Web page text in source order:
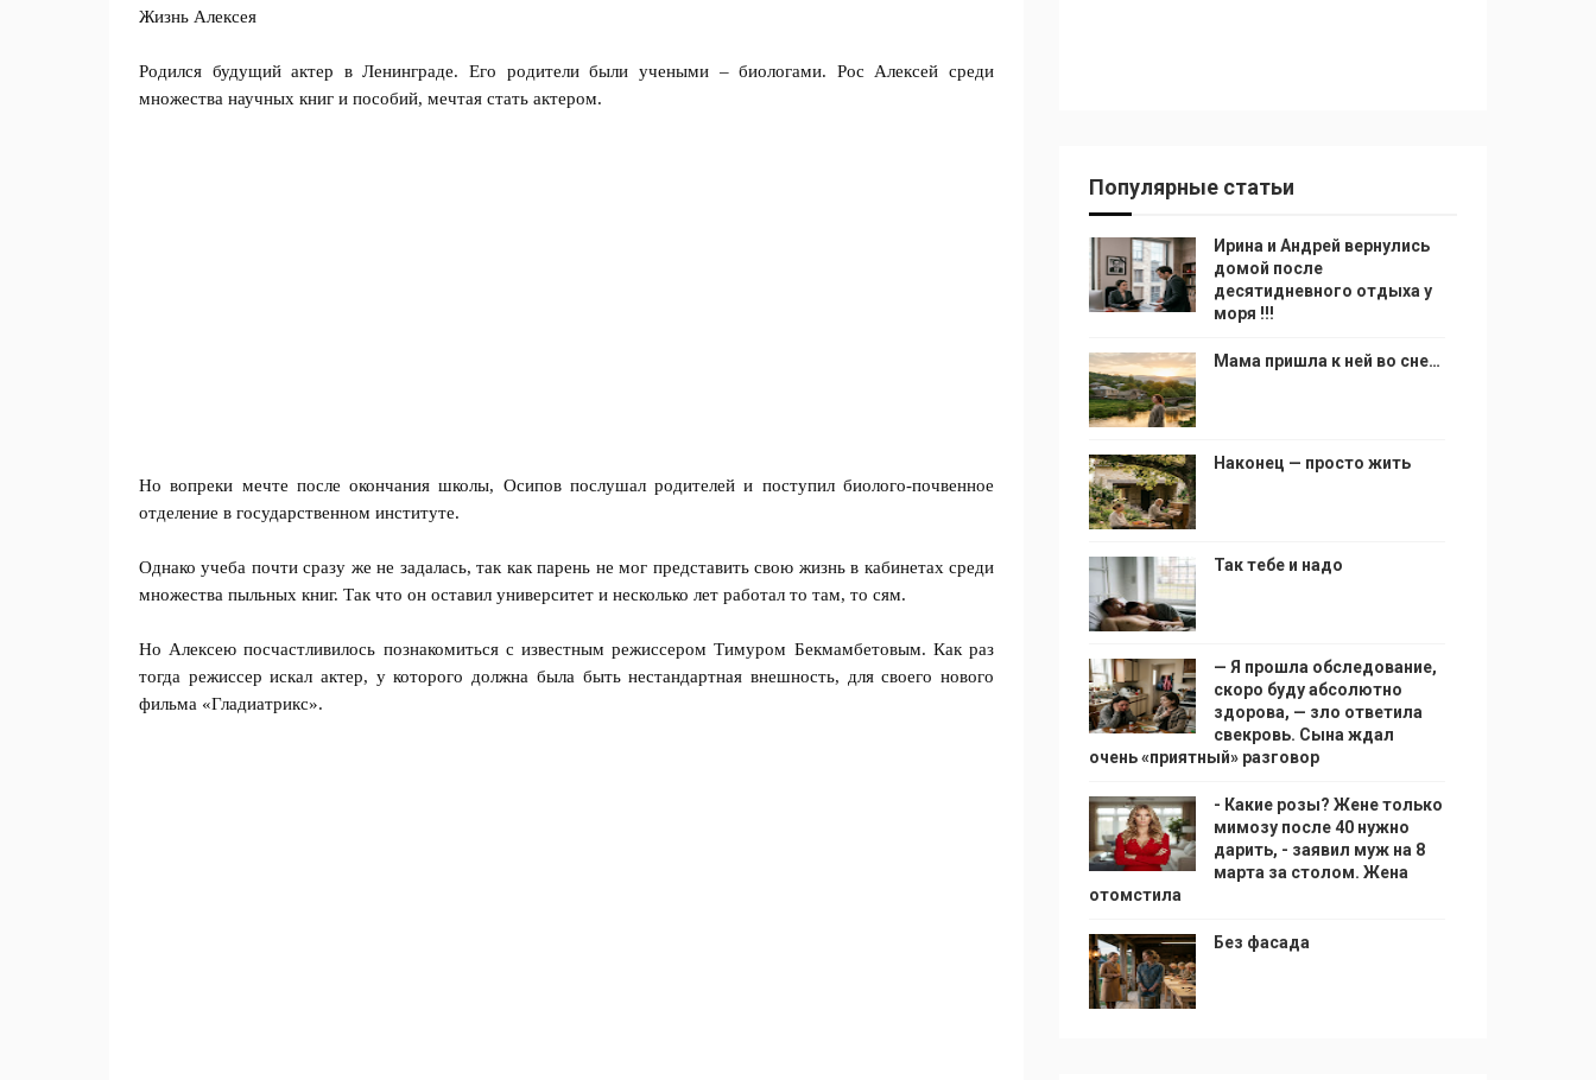
Жизнь Алексея
Родился будущий актер в Ленинграде. Его родители были учеными – биологами. Рос Алексей среди
множества научных книг и пособий, мечтая стать актером.
Но вопреки мечте после окончания школы, Осипов послушал родителей и поступил биолого-почвенное
отделение в государственном институте.
Однако учеба почти сразу же не задалась, так как парень не мог представить свою жизнь в кабинетах среди
множества пыльных книг. Так что он оставил университет и несколько лет работал то там, то сям.
Но Алексею посчастливилось познакомиться с известным режиссером Тимуром Бекмамбетовым. Как раз
тогда режиссер искал актер, у которого должна была быть нестандартная внешность, для своего нового
фильма «Гладиатрикс».
Популярные статьи
Ирина и Андрей вернулись
домой после
десятидневного отдыха у
моря !!!
Мама пришла к ней во сне…
Наконец — просто жить
Так тебе и надо
— Я прошла обследование,
скоро буду абсолютно
здорова, — зло ответила
свекровь. Сына ждал
очень «приятный» разговор
- Какие розы? Жене только
мимозу после 40 нужно
дарить, - заявил муж на 8
марта за столом. Жена
отомстила
Без фасада